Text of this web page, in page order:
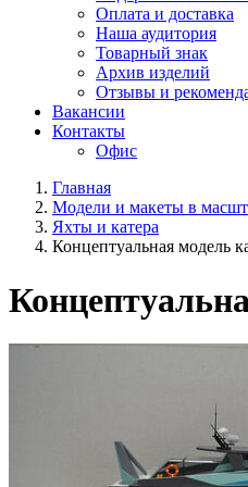
Оплата и доставка
Наша аудитория
Товарный знак
Архив изделий
Отзывы и
Вакансии
Контакты
Офис
Главная
Модели и макеты в
Яхты и катера
Концептуальная модель